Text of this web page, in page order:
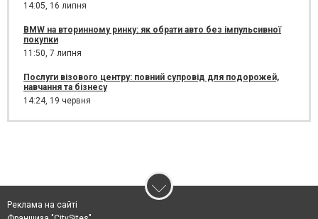
14:05, 16 липня
BMW на вторинному ринку: як обрати авто без імпульсивної
покупки
11:50, 7 липня
Послуги візового центру: повний супровід для подорожей,
навчання та бізнесу
14:24, 19 червня
Реклама на сайті